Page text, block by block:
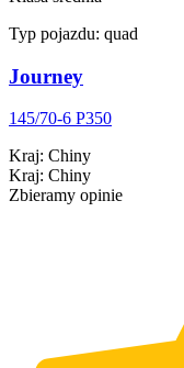
Typ pojazdu: quad
Journey
145/70-6 P350
Kraj: Chiny
Kraj: Chiny
Zbieramy opinie